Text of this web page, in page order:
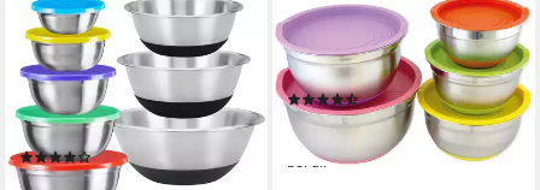
KING
Schüssel, Edelstahl, (Set, 13-
tlg), 3 Rührschüsseln, 5
Aufbewahrungsschüsseln inkl.
Deckel
(46)
21,49 € UVP29,99 €
HENSSLERS
Schüssel, Edelstahl, (Set), 5-
teilig
(29)
54,99 €
lieferbar - am nächsten Werktag
bei dir